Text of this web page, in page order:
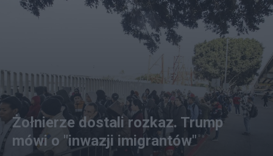
Żołnierze dostali rozkaz. Trump
mówi o "inwazji imigrantów"